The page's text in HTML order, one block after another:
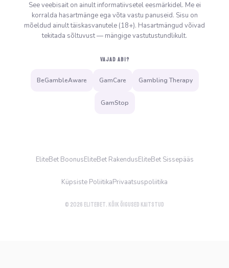
See veebisait on ainult informatiivsetel eesmärkidel. Me ei
korralda hasartmänge ega võta vastu panuseid. Sisu on
mõeldud ainult täiskasvanutele (18+). Hasartmängud võivad
tekitada sõltuvust — mängige vastutustundlikult.
VAJAD ABI?
BeGambleAware GamCare Gambling Therapy
GamStop
EliteBet BoonusEliteBet RakendusEliteBet Sissepääs
Küpsiste PoliitikaPrivaatsuspoliitika
© 2026 EliteBet. Kõik õigused kaitstud